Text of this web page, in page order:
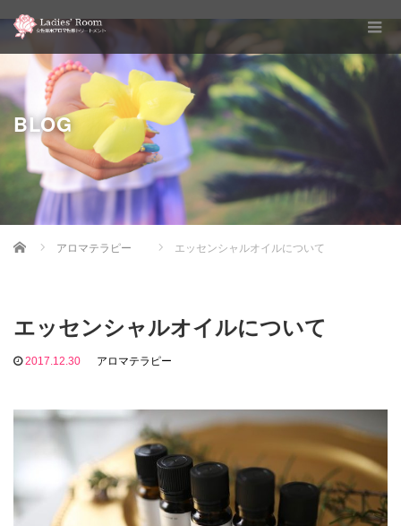
BLOG
Home アロマテラピー エッセンシャルオイルについて
エッセンシャルオイルについて
2017.12.30 アロマテラピー